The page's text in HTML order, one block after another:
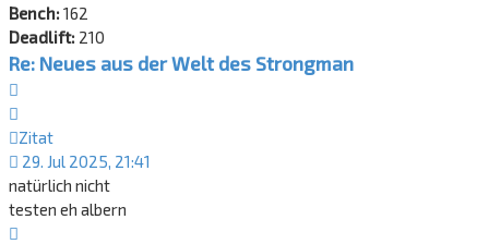
Bench:162
Deadlift: 210
Re: Neues aus der Welt des Strongman
Zitat
29. Jul 2025, 21:41
natürlich nicht
testen eh albern